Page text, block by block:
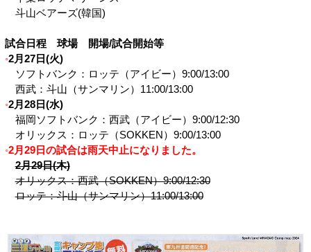
斗山ベアーズ(韓国)
試合日程 球場 開場/試合開始等
2月27日(火)
ソフトバンク：ロッテ（アイビー）9:00/13:00
西武：斗山（サンマリン）11:00/13:00
2月28日(水)
福岡ソフトバンク：西武（アイビー）9:00/12:30
オリックス：ロッテ（SOKKEN）9:00/13:00
2月29日の試合は雨天中止になりました。
2月29日(木)
オリックス：西武（SOKKEN）9:00/12:30
ロッテ：斗山（サンマリン）11:00/13:00